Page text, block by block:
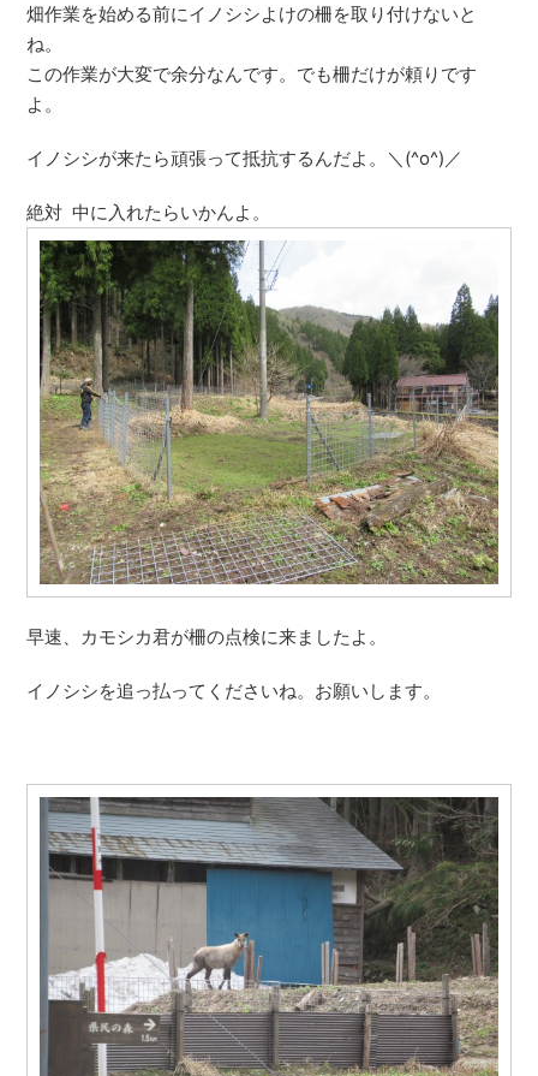
畑作業を始める前にイノシシよけの柵を取り付けないと
ね。
この作業が大変で余分なんです。でも柵だけが頼りです
よ。
イノシシが来たら頑張って抵抗するんだよ。＼(^o^)／
絶対 中に入れたらいかんよ。
早速、カモシカ君が柵の点検に来ましたよ。
イノシシを追っ払ってくださいね。お願いします。